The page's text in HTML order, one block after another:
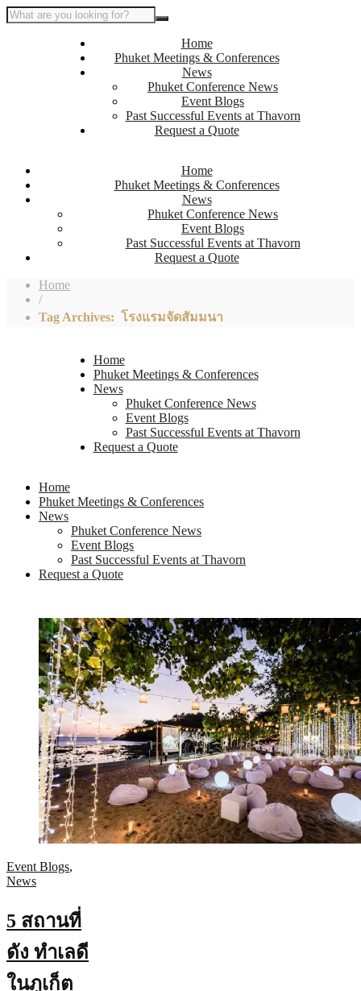
Home
Phuket Meetings & Conferences
News
Phuket Conference News
Event Blogs
Past Successful Events at Thavorn
Request a Quote
Home
Phuket Meetings & Conferences
News
Phuket Conference News
Event Blogs
Past Successful Events at Thavorn
Request a Quote
Home
/
Tag Archives: โรงแรมจัดสัมมนา
Home
Phuket Meetings & Conferences
News
Phuket Conference News
Event Blogs
Past Successful Events at Thavorn
Request a Quote
Home
Phuket Meetings & Conferences
News
Phuket Conference News
Event Blogs
Past Successful Events at Thavorn
Request a Quote
Event Blogs,
News
5 สถานที่
ดัง ทำเลดี
ในภูเก็ต